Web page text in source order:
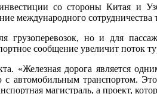
со стороны Китая и
международного
грузоперевозок, но и для
сообщение увеличит поток
«Железная дорога является
автомобильным транспортом.
магистраль, а проект,